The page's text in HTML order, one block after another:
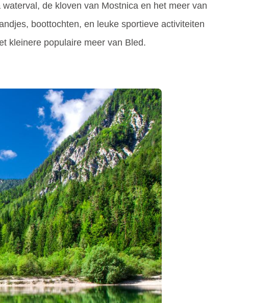
de kloven van Mostnica en het meer van
boottochten, en leuke sportieve activiteiten
kleinere populaire meer van Bled.